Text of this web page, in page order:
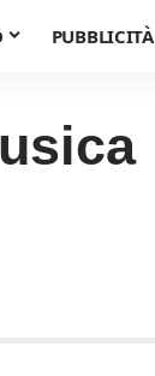
PUBBLICITÀ